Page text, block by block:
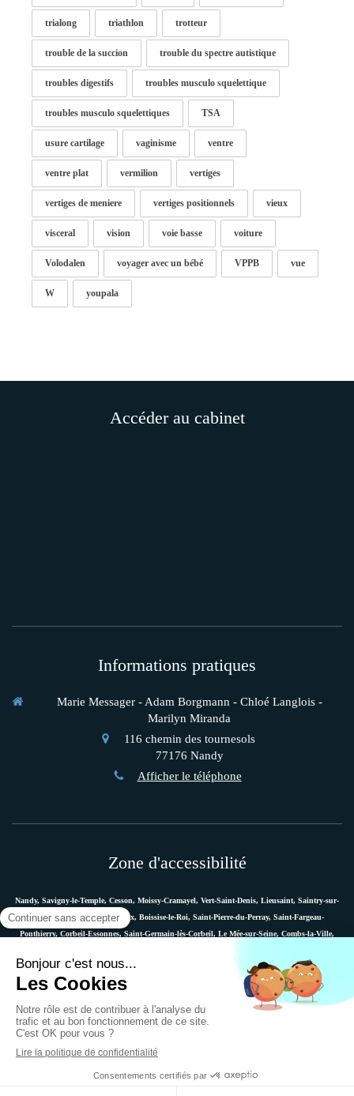
trialong triathlon trotteur
trouble de la succion trouble du spectre autistique
troubles digestifs troubles musculo squelettique
troubles musculo squelettiques TSA
usure cartilage vaginisme ventre
ventre plat vermilion vertiges
vertiges de meniere vertiges positionnels vieux
visceral vision voie basse voiture
Volodalen voyager avec un bébé VPPB vue
W youpala
Accéder au cabinet
Informations pratiques
Marie Messager - Adam Borgmann - Chloé Langlois -
Marilyn Miranda
116 chemin des tournesols
77176 Nandy
Afficher le téléphone
Zone d'accessibilité
Nandy, Savigny-le-Temple, Cesson, Moissy-Cramayel, Vert-Saint-Denis, Lieusaint, Saintry-sur-
Seine, Le Coudray-Montceaux, Boissise-le-Roi, Saint-Pierre-du-Perray, Saint-Fargeau-
Ponthierry, Corbeil-Essonnes, Saint-Germain-lès-Corbeil, Le Mée-sur-Seine, Combs-la-Ville,
Boussy-Saint-Antoine, etc.
Plan du site
Ostéopathe Versailles